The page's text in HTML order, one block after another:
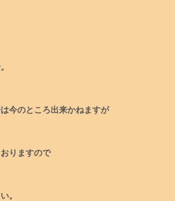
今のところ出来かねますが
りますので
。